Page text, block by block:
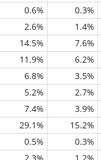
0.6% 0.3%
2.6% 1.4%
14.5% 7.6%
11.9% 6.2%
6.8% 3.5%
5.2% 2.7%
7.4% 3.9%
29.1% 15.2%
0.5% 0.3%